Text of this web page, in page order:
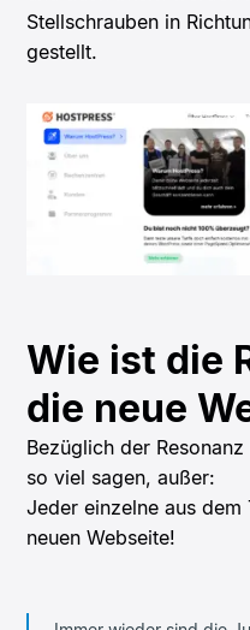
Stellschrauben in
gestellt.
Wie ist die
die neue
Bezüglich der
so viel sagen, außer:
Jeder einzelne aus
neuen Webseite!